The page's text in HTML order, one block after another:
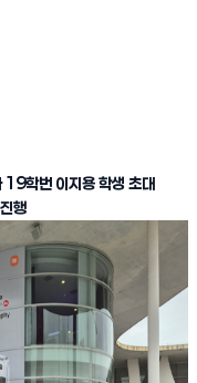
학번 이지용 학생 초대
행